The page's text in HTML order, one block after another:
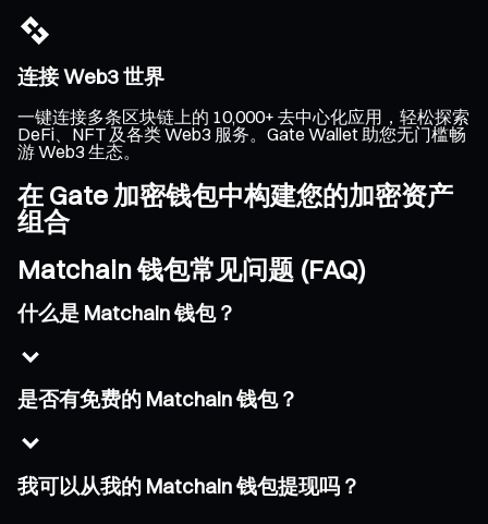
连接 Web3 世界
一键连接多条区块链上的 10,000+ 去中心化应用，轻松探索
DeFi、NFT 及各类 Web3 服务。Gate Wallet 助您无门槛畅
游 Web3 生态。
在 Gate 加密钱包中构建您的加密资产
组合
Matchain 钱包常见问题 (FAQ)
什么是 Matchain 钱包？
是否有免费的 Matchain 钱包？
我可以从我的 Matchain 钱包提现吗？